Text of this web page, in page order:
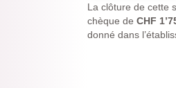
La clôture de cette
chèque de CHF
donné dans